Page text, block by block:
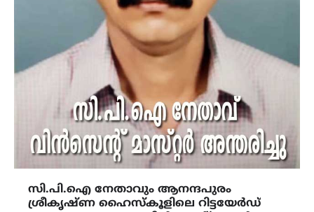
സി.പി.ഐ നേതാവും ആനന്ദപുരം
ശ്രീകൃഷ്ണ ഹൈസ്‌കൂളിലെ റിട്ടയേർഡ്